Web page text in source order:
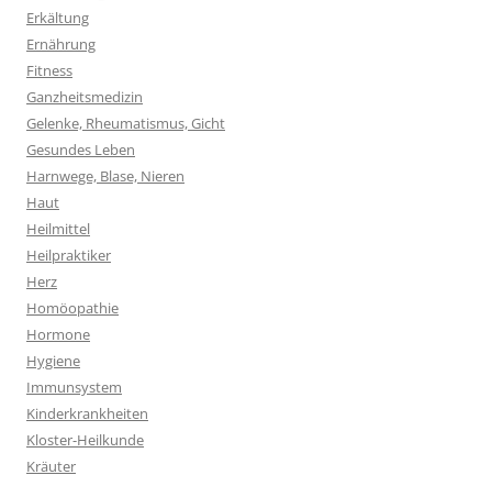
Erkältung
Ernährung
Fitness
Ganzheitsmedizin
Gelenke, Rheumatismus, Gicht
Gesundes Leben
Harnwege, Blase, Nieren
Haut
Heilmittel
Heilpraktiker
Herz
Homöopathie
Hormone
Hygiene
Immunsystem
Kinderkrankheiten
Kloster-Heilkunde
Kräuter